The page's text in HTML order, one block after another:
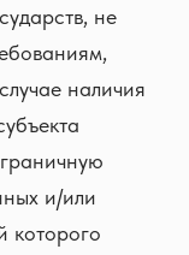
не
наличия
и/или
которого